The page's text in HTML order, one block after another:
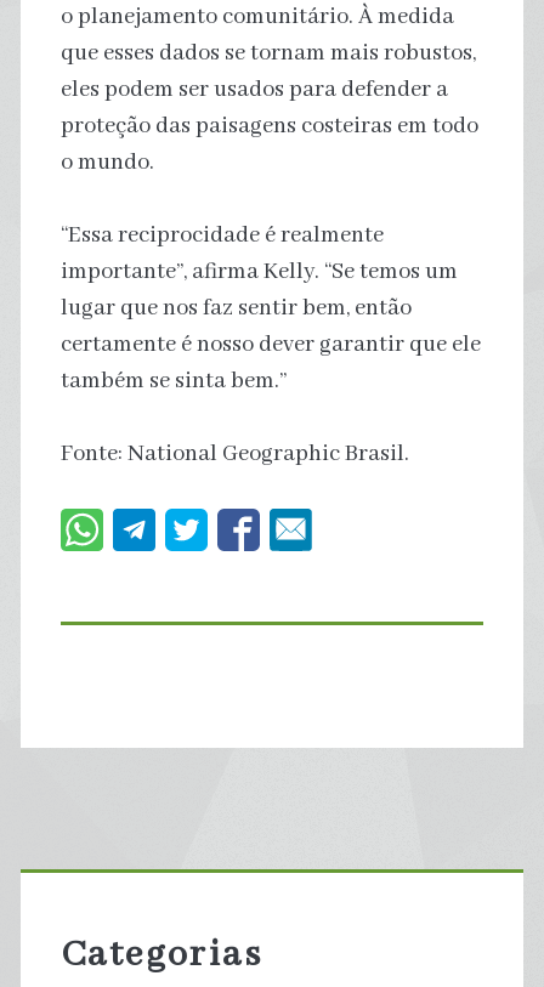
o planejamento comunitário. À medida
que esses dados se tornam mais robustos,
eles podem ser usados para defender a
proteção das paisagens costeiras em todo
o mundo.
“Essa reciprocidade é realmente
importante”, afirma Kelly. “Se temos um
lugar que nos faz sentir bem, então
certamente é nosso dever garantir que ele
também se sinta bem.”
Fonte: National Geographic Brasil.
Primary
Sidebar
Categorias